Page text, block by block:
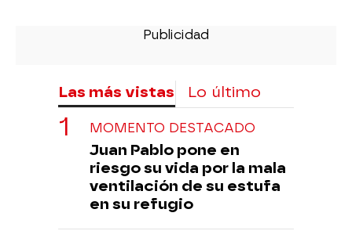
Las más vistas Lo último
MOMENTO DESTACADO
Juan Pablo pone en
riesgo su vida por la mala
ventilación de su estufa
en su refugio